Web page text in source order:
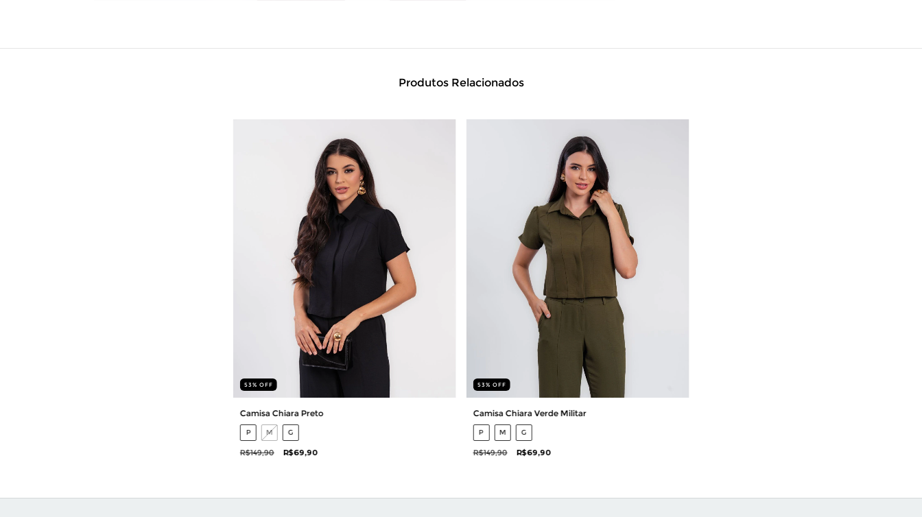
Produtos Relacionados
53% OFF
Camisa Chiara Preto
P M G
R$149,90 R$69,90
53% OFF
Camisa Chiara Verde Militar
P M G
R$149,90 R$69,90